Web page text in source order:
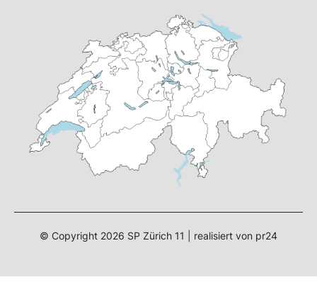
© Copyright 2026 SP Zürich 11 | realisiert von pr24